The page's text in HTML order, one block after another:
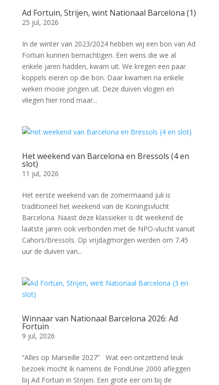
Ad Fortuin, Strijen, wint Nationaal Barcelona (1)
25 jul, 2026
In de winter van 2023/2024 hebben wij een bon van Ad
Fortuin kunnen bemachtigen. Een wens die we al
enkele jaren hadden, kwam uit. We kregen een paar
koppels eieren op die bon. Daar kwamen na enkele
weken mooie jongen uit. Deze duiven vlogen en
vliegen hier rond maar...
Het weekend van Barcelona en Bressols (4 en
slot)
11 jul, 2026
Het eerste weekend van de zomermaand juli is
traditioneel het weekend van de Koningsvlucht
Barcelona. Naast deze klassieker is dit weekend de
laatste jaren ook verbonden met de NPO-vlucht vanuit
Cahors/Bressols. Op vrijdagmorgen werden om 7.45
uur de duiven van...
Winnaar van Nationaal Barcelona 2026: Ad
Fortuin
9 jul, 2026
“Alles op Marseille 2027” Wat een ontzettend leuk
bezoek mocht ik namens de FondUnie 2000 afleggen
bij Ad Fortuin in Strijen. Een grote eer om bij de